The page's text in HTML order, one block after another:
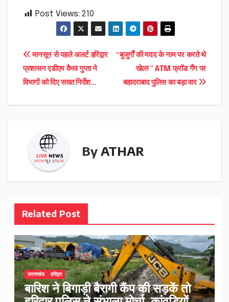
Post Views: 210
Post
navigation
“बुजुर्गों की मदद के नाम पर करते थे
खेल!” ATM फ्रॉड गैंग पर
बहादराबाद पुलिस का बड़ा वार
मानसून से पहले अलर्ट हरिद्वार
प्रशासन एडीएम वैभव गुप्ता ने
विभागों को दिए सख्त निर्देश…
By ATHAR
Related Post
उत्तराखंड हरिद्वार
बारिश ने बिगाड़ी बैरागी कैंप की सड़कें तो